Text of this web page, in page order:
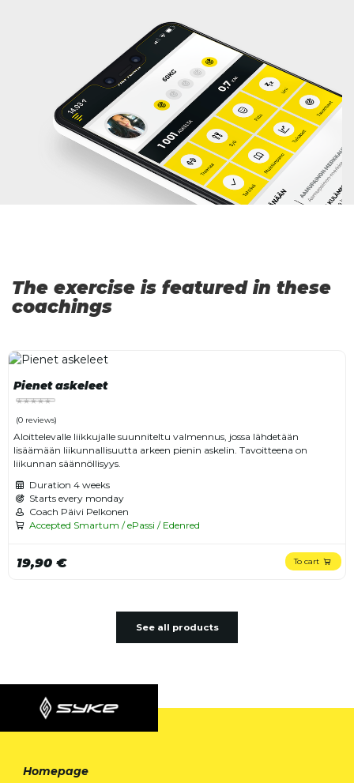
The exercise is featured in these
coachings
Pienet askeleet
(0 reviews)
Aloittelevalle liikkujalle suunniteltu valmennus, jossa lähdetään
lisäämään liikunnallisuutta arkeen pienin askelin. Tavoitteena on
liikunnan säännöllisyys.
Duration 4 weeks
Starts every monday
Coach Päivi Pelkonen
Accepted Smartum / ePassi / Edenred
19,90 € To cart
See all products
Homepage